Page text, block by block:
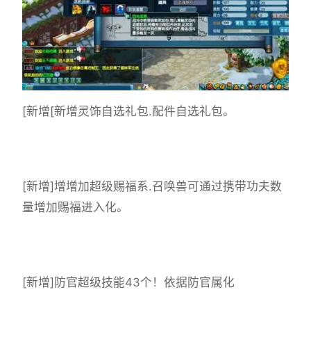
[新增[新增灵饰自选礼包.配件自选礼包。
[新增]增增加超级赐福系.召唤兽可通过携带功夫数
量增加赐福进入化。
[新增]防官超级技能43个！依据防官属化